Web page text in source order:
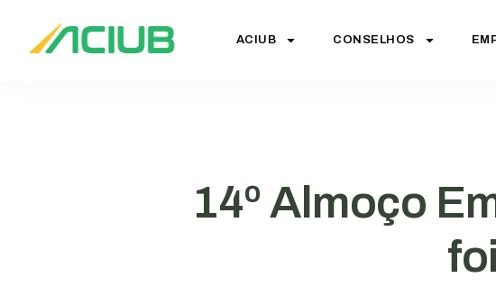
ACIUB CONSELHOS
14º Almoço